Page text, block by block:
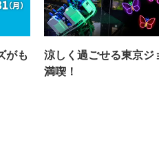
がも
涼しく過ごせる東京
満喫！